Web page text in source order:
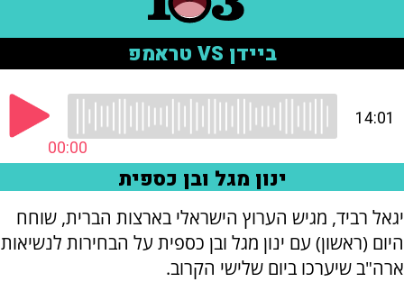
יגאל רביד, מגיש הערוץ הישראלי בארצות הברית, שוחח
היום (ראשון) עם ינון מגל ובן כספית על הבחירות לנשיאות
ארה"ב שיערכו ביום שלישי הקרוב.